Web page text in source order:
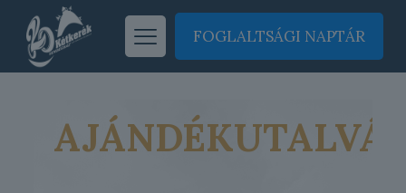
FOGLALTSÁGI NAPTÁR